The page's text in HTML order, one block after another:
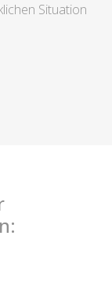
Situation